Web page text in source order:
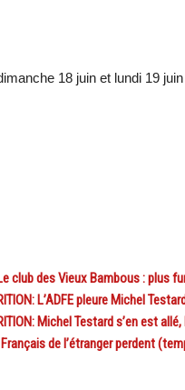
18 juin et lundi 19
club des Vieux Bambous : plus
L’ADFE pleure Michel
Michel Testard s’en est
Français de l’étranger perdent